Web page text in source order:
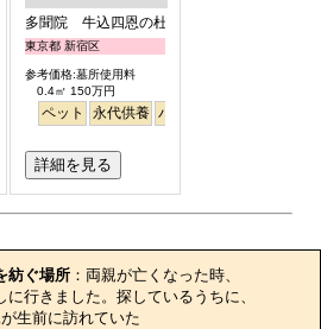
円
多聞院 牛込四恩の杜
東京都 新宿区
参考価格:墓所使用料
0.4㎡ 150万円
ペット 永代供養 バリアフリー
詳細を見る
紡ぐ場所 ：両親が亡くなった時、
に行きました。探しているうちに、
生前に訪れていた